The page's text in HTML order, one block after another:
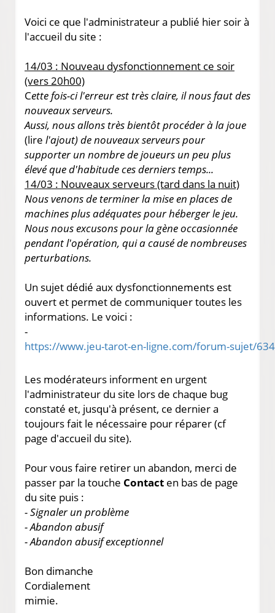
Voici ce que l'administrateur a publié hier soir à
l'accueil du site :
14/03 : Nouveau dysfonctionnement ce soir
(vers 20h00)
Cette fois-ci l'erreur est très claire, il nous faut des
nouveaux serveurs.
Aussi, nous allons très bientôt procéder à la joue
(lire l'ajout)de nouveaux serveurs pour
supporter un nombre de joueurs un peu plus
élevé que d'habitude ces derniers temps...
14/03 : Nouveaux serveurs (tard dans la nuit)
Nous venons de terminer la mise en places de
machines plus adéquates pour héberger le jeu.
Nous nous excusons pour la gène occasionnée
pendant l'opération, qui a causé de nombreuses
perturbations.
Un sujet dédié aux dysfonctionnements est
ouvert et permet de communiquer toutes les
informations. Le voici :
-
Les modérateurs informent en urgent
l'administrateur du site lors de chaque bug
constaté et, jusqu'à présent, ce dernier a
toujours fait le nécessaire pour réparer (cf
page d'accueil du site).
Pour vous faire retirer un abandon, merci de
passer par la touche Contact en bas de page
du site puis :
- Signaler un problème
- Abandon abusif
- Abandon abusif exceptionnel
Bon dimanche
Cordialement
mimie.